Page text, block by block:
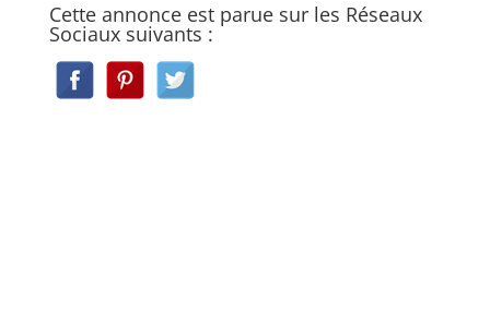
Cette annonce est parue sur les Réseaux
Sociaux suivants :